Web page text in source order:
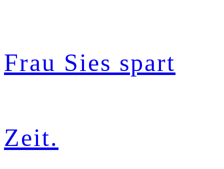
springen
Frau Sies spart
Zeit.